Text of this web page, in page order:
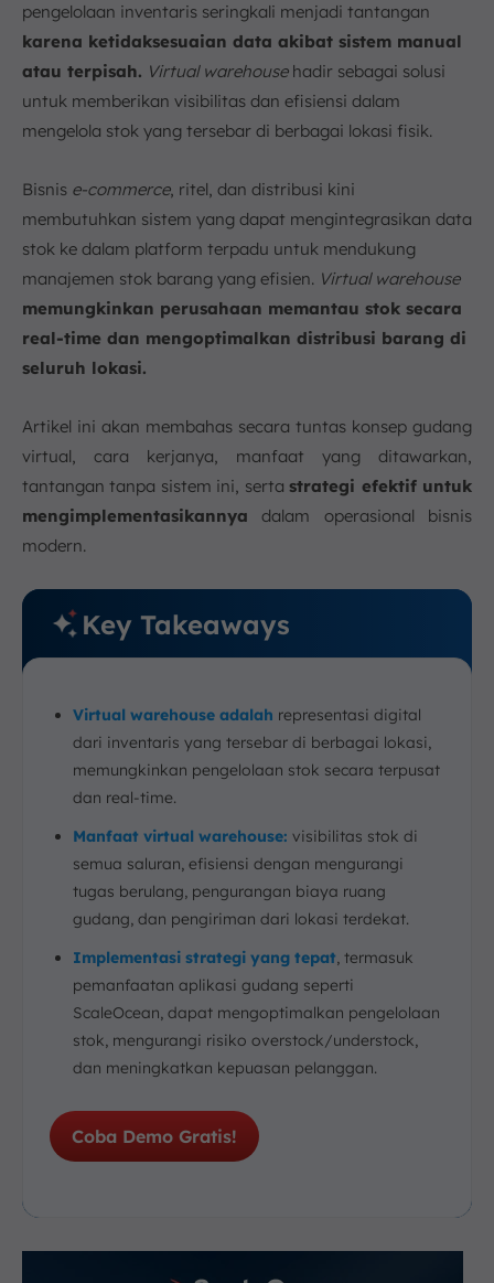
c. Risiko Overstock, Understock, dan
Keterlambatan Kirim
d. Keterbatasan dalam Integrasi Data
e. Terlalu Bergantung pada Proses Manual
f. Biaya Operasional yang Tinggi
h. Kurangnya Transparansi dan Visibilitas
i. Kesulitan dalam Pengelolaan Pengembalian
Produk
j. Tantangan dalam Menjaga Kualitas Data
6. Strategi Efektif Penerapan Virtual Warehouse
dengan Teknologi
7. Kesimpulan
pengelolaan inventaris seringkali menjadi tantangan
karena ketidaksesuaian data akibat sistem manual
atau terpisah. Virtual warehousehadir sebagai solusi
untuk memberikan visibilitas dan efisiensi dalam
mengelola stok yang tersebar di berbagai lokasi fisik.
Bisnis e-commerce, ritel, dan distribusi kini
membutuhkan sistem yang dapat mengintegrasikan data
stok ke dalam platform terpadu untuk mendukung
manajemen stok barang yang efisien. Virtual warehouse
memungkinkan perusahaan memantau stok secara
real-time dan mengoptimalkan distribusi barang di
seluruh lokasi.
Artikel ini akan membahas secara tuntas konsep gudang
virtual, cara kerjanya, manfaat yang ditawarkan,
tantangan tanpa sistem ini, sertastrategi efektif untuk
mengimplementasikannya dalam operasional bisnis
modern.
Key Takeaways
Virtual warehouse adalah representasi digital
dari inventaris yang tersebar di berbagai lokasi,
memungkinkan pengelolaan stok secara terpusat
dan real-time.
Manfaat virtual warehouse: visibilitas stok di
semua saluran, efisiensi dengan mengurangi
tugas berulang, pengurangan biaya ruang
gudang, dan pengiriman dari lokasi terdekat.
Implementasi strategi yang tepat, termasuk
pemanfaatan aplikasi gudang seperti
ScaleOcean, dapat mengoptimalkan pengelolaan
stok, mengurangi risiko overstock/understock,
dan meningkatkan kepuasan pelanggan.
Coba Demo Gratis!